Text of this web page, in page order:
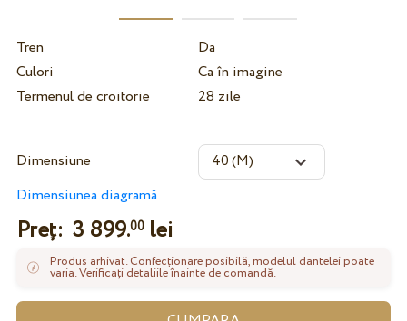
Tren
Da
Culori
Ca în imagine
Termenul de croitorie
28 zile
Dimensiune
Dimensiunea diagramă
Preț: 3 899.00lei
Produs arhivat. Confecționare posibilă, modelul dantelei poate
varia. Verificați detaliile înainte de comandă.